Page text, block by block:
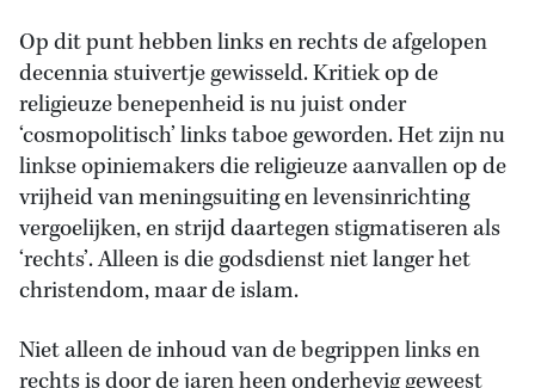
Op dit punt hebben links en rechts de afgelopen
decennia stuivertje gewisseld. Kritiek op de
religieuze benepenheid is nu juist onder
‘cosmopolitisch’ links taboe geworden. Het zijn nu
linkse opiniemakers die religieuze aanvallen op de
vrijheid van meningsuiting en levensinrichting
vergoelijken, en strijd daartegen stigmatiseren als
‘rechts’. Alleen is die godsdienst niet langer het
christendom, maar de islam.
Niet alleen de inhoud van de begrippen links en